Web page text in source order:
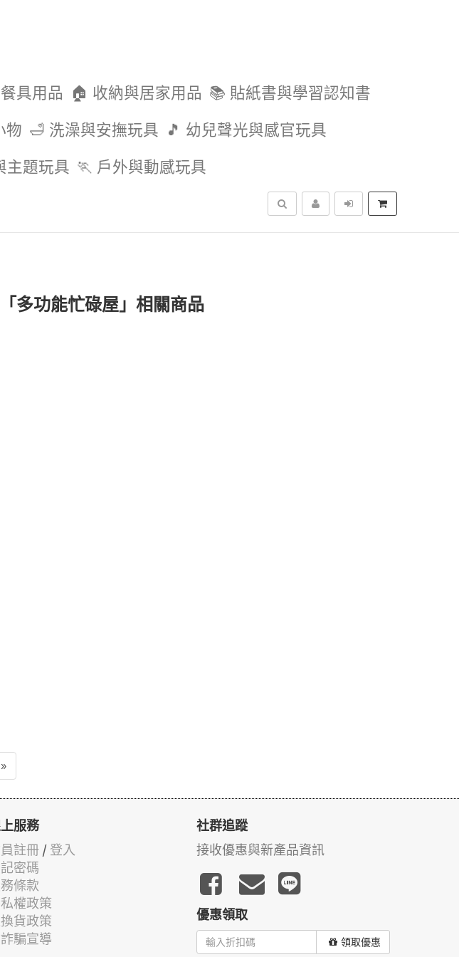
具用品 🏠 收納與居家用品 📚 貼紙書與學習認知書
物 🛁 洗澡與安撫玩具 🎵 幼兒聲光與感官玩具
主題玩具 🏃 戶外與動感玩具
搜尋
多功能忙碌屋」相關商品
»
服務
註冊 / 登入
密碼
條款
權政策
貨政策
騙宣導
社群追蹤
接收優惠與新產品資訊
優惠領取
領取優惠